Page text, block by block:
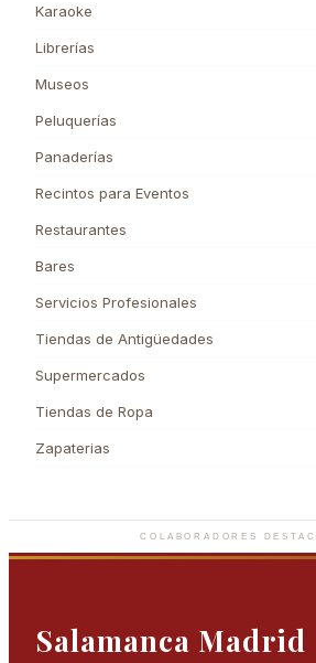
Karaoke
Librerías
Museos
Peluquerías
Panaderías
Recintos para Eventos
Restaurantes
Bares
Servicios Profesionales
Tiendas de Antigüedades
Supermercados
Tiendas de Ropa
Zapaterias
Joyas de elegancia infinita que
COLABORADORES
Salamanca Madrid